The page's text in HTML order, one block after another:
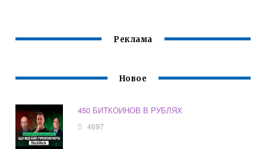
Реклама
Новое
450 БИТКОИНОВ В РУБЛЯХ
4697